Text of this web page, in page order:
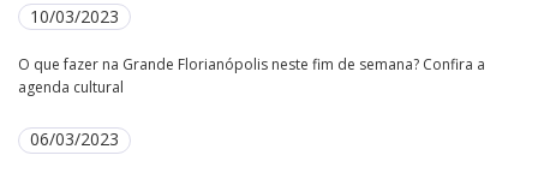
10/03/2023
O que fazer na Grande Florianópolis neste fim de semana? Confira a
agenda cultural
06/03/2023